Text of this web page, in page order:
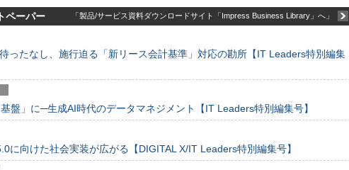
ペーパー 「製品/サービス資料ダウンロードサイト「Impress Business Library」へ」
ったなし、施行迫る「新リース会計基準」対応の勘所【IT Leaders特別編集
盤」に─生成AI時代のデータマネジメント【IT Leaders特別編集号】
に向けた社会実装が広がる【DIGITAL X/IT Leaders特別編集号】